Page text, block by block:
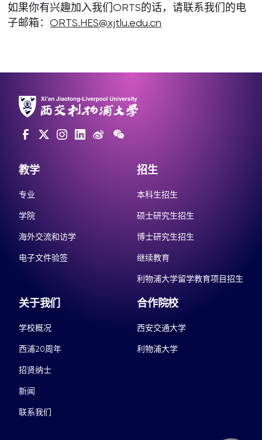
如果你有兴趣加入我们ORTS的话，请联系我们的电
子邮箱：ORTS.HES@xjtlu.edu.cn
教学
专业
学院
海外交流和访学
电子文件验签
招生
本科生招生
硕士研究生招生
博士研究生招生
继续教育
利物浦大学留学教育项目招生
关于我们
学校概况
西浦20周年
招贤纳士
新闻
联系我们
合作院校
西安交通大学
利物浦大学